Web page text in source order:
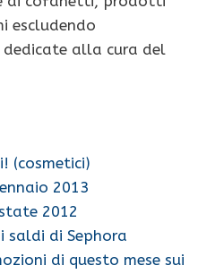
escludendo
dedicate alla cura del
(cosmetici)
2013
2012
saldi di Sephora
di questo mese sui